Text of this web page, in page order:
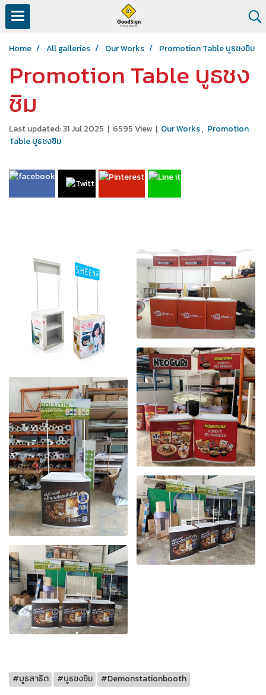
Home All galleries Our Works Promotion Table บูธชงชิม
Promotion Table บูธชง
ชิม
Last updated: 31 Jul 2025 | 6595 View | Our Works, Promotion
Table บูธชงชิม
#บูธสาธิต #บูธชงชิม #Demonstationbooth